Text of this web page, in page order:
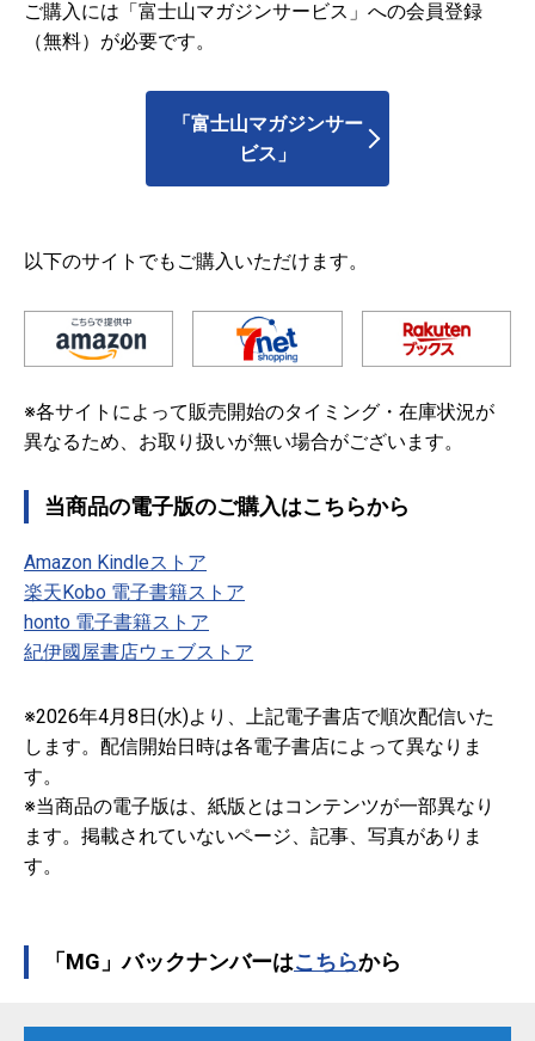
ご購入には「富士山マガジンサービス」への会員登録
（無料）が必要です。
「富士山マガジンサー
ビス」
以下のサイトでもご購入いただけます。
※各サイトによって販売開始のタイミング・在庫状況が
異なるため、お取り扱いが無い場合がございます。
当商品の電子版のご購入はこちらから
Amazon Kindleストア
楽天Kobo 電子書籍ストア
honto 電子書籍ストア
紀伊國屋書店ウェブストア
※2026年4月8日(水)より、上記電子書店で順次配信いた
します。配信開始日時は各電子書店によって異なりま
す。
※当商品の電子版は、紙版とはコンテンツが一部異なり
ます。掲載されていないページ、記事、写真がありま
す。
「MG」バックナンバーはこちらから